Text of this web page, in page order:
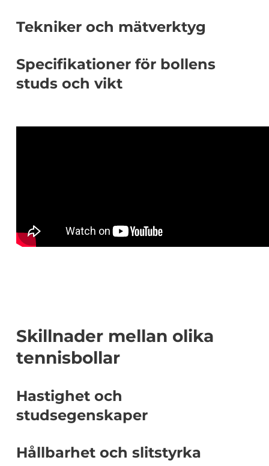
Tekniker och mätverktyg
Specifikationer för bollens
studs och vikt
Skillnader mellan olika
tennisbollar
Hastighet och
studsegenskaper
Hållbarhet och slitstyrka